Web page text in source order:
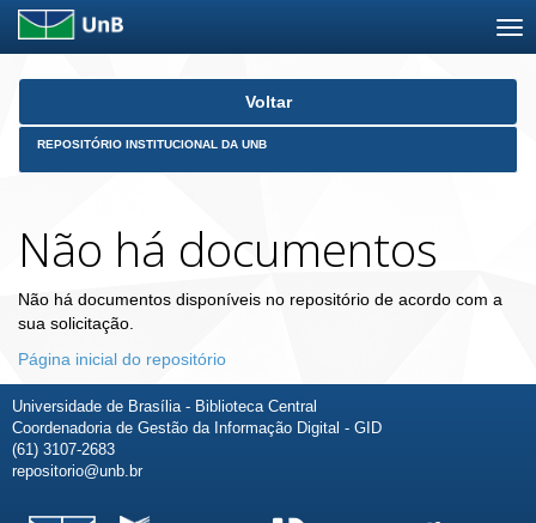
Skip
Voltar
REPOSITÓRIO INSTITUCIONAL DA UNB
Não há documentos
Não há documentos disponíveis no repositório de acordo com a
sua solicitação.
Página inicial do repositório
Universidade de Brasília - Biblioteca Central
Coordenadoria de Gestão da Informação Digital - GID
(61) 3107-2683
repositorio@unb.br